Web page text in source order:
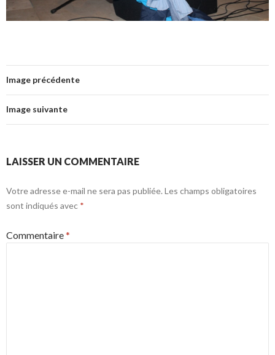
Image précédente
Image suivante
LAISSER UN COMMENTAIRE
Votre adresse e-mail ne sera pas publiée.Les champs obligatoires
sont indiqués avec *
Commentaire*